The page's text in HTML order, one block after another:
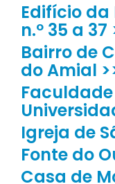
Edifício da
n.º 35 a 37
Bairro de
do Amial
Igreja de
Fonte do
Casa de